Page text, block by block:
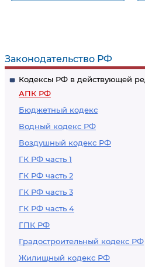
Законодательство РФ
Кодексы РФ в действующей
АПК РФ
Бюджетный кодекс
Водный кодекс РФ
Воздушный кодекс РФ
ГК РФ часть 1
ГК РФ часть 2
ГК РФ часть 3
ГК РФ часть 4
ГПК РФ
Градостроительный кодекс РФ
Жилищный кодекс РФ
спорам с участием
лиц, в отношении
которых введены
меры
ограничительного
характера